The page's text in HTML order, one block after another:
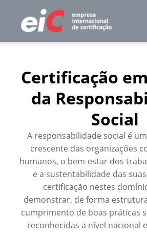
Certificação
da
Social
A responsabilidade social é
crescente das organizações
humanos, o bem-estar dos
e a sustentabilidade das
certificação nestes
demonstrar, de forma
cumprimento de boas práticas
reconhecidas a nível nacional